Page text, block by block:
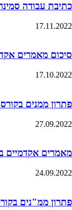
כתיבת עבודה
17.11.2022
סיכום מאמרים
17.10.2022
פתרון ממנים
27.09.2022
מאמרים אקדמיים
24.09.2022
פתרון ממ"נים